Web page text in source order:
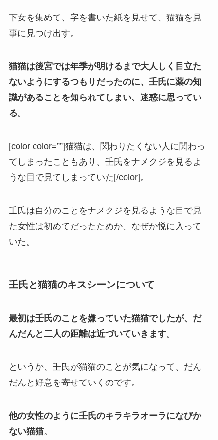
下女を集めて、字を書いた紙を見せて、猫猫を見
事に見つけ出す。
猫猫は後宮では年季が明けるまで大人しく目立た
ないようにするつもりだったのに、壬氏に薬の知
識があることを知られてしまい、迷惑に思ってい
る。
[color color=””]猫猫は、関わりたくない人に関わっ
てしまったこともあり、壬氏をナメクジを見るよ
うな目で見てしまっていた[/color]。
壬氏は自分のことをナメクジを見るような目で見
た女性は初めてだったためか、なぜか悦に入って
いた。
壬氏と猫猫のキスシーンについて
最初は壬氏のことを嫌っていた猫猫でしたが、だ
んだんと二人の距離は近づいていきます。
というか、壬氏が猫猫のことが気になって、だん
だんと好意を寄せていくのです。
他の女性のように壬氏のキラキラオーラになびか
ない猫猫。